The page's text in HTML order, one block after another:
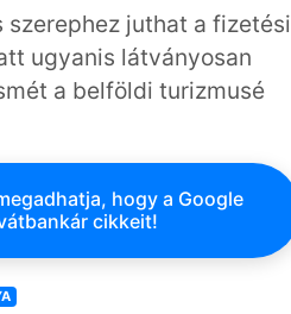
juthat a fizetési
ugyanis látványosan
a belföldi turizmusé
hogy a Google
cikkeit!